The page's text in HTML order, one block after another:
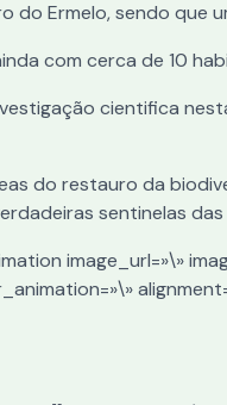
Ermelo, sendo que
com cerca de 10
cientifica
do restauro da
sentinelas
image_url=»\»